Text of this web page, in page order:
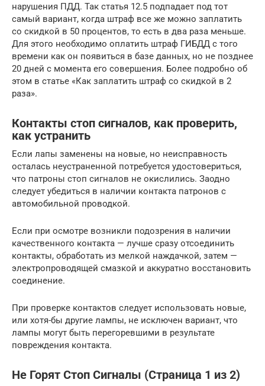
нарушения ПДД. Так статья 12.5 подпадает под тот
самый вариант, когда штраф все же можно заплатить
со скидкой в 50 процентов, то есть в два раза меньше.
Для этого необходимо оплатить штраф ГИБДД с того
времени как он появиться в базе данных, но не позднее
20 дней с момента его совершения. Более подробно об
этом в статье «Как заплатить штраф со скидкой в 2
раза».
Контакты стоп сигналов, как проверить,
как устранить
Если лапы заменены на новые, но неисправность
осталась неустраненной потребуется удостовериться,
что патроны стоп сигналов не окислились. Заодно
следует убедиться в наличии контакта патронов с
автомобильной проводкой.
Если при осмотре возникли подозрения в наличии
качественного контакта — лучше сразу отсоединить
контакты, обработать из мелкой наждачкой, затем —
электропроводящей смазкой и аккуратно восстановить
соединение.
При проверке контактов следует использовать новые,
или хотя-бы другие лампы, не исключен вариант, что
лампы могут быть перегоревшими в результате
повреждения контакта.
Не Горят Стоп Сигналы (Страница 1 из 2)